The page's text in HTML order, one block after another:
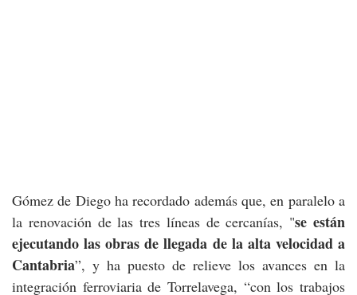
Gómez de Diego ha recordado además que, en paralelo a
la renovación de las tres líneas de cercanías, "se están
ejecutando las obras de llegada de la alta velocidad a
Cantabria”, y ha puesto de relieve los avances en la
integración ferroviaria de Torrelavega, “con los trabajos